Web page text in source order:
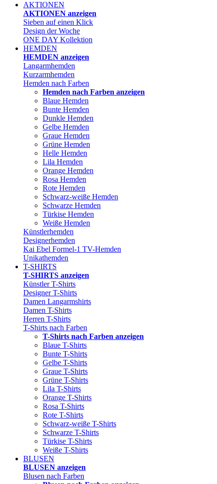
AKTIONEN
AKTIONEN anzeigen
Sieben auf einen Klick
Design der Woche
ONE DAY Kollektion
HEMDEN
HEMDEN anzeigen
Langarmhemden
Kurzarmhemden
Hemden nach Farben
Hemden nach Farben anzeigen
Blaue Hemden
Bunte Hemden
Dunkle Hemden
Gelbe Hemden
Graue Hemden
Grüne Hemden
Helle Hemden
Lila Hemden
Orange Hemden
Rosa Hemden
Rote Hemden
Schwarz-weiße Hemden
Schwarze Hemden
Türkise Hemden
Weiße Hemden
Künstlerhemden
Designerhemden
Kai Ebel Formel-1 TV-Hemden
Unikathemden
T-SHIRTS
T-SHIRTS anzeigen
Künstler T-Shirts
Designer T-Shirts
Damen Langarmshirts
Damen T-Shirts
Herren T-Shirts
T-Shirts nach Farben
T-Shirts nach Farben anzeigen
Blaue T-Shirts
Bunte T-Shirts
Gelbe T-Shirts
Graue T-Shirts
Grüne T-Shirts
Lila T-Shirts
Orange T-Shirts
Rosa T-Shirts
Rote T-Shirts
Schwarz-weiße T-Shirts
Schwarze T-Shirts
Türkise T-Shirts
Weiße T-Shirts
BLUSEN
BLUSEN anzeigen
Blusen nach Farben